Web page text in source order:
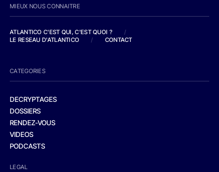
MIEUX NOUS CONNAITRE
ATLANTICO C'EST QUI, C'EST QUOI ?
/
LE RESEAU D'ATLANTICO
/ CONTACT
CATEGORIES
DECRYPTAGES
DOSSIERS
RENDEZ-VOUS
VIDEOS
PODCASTS
LEGAL